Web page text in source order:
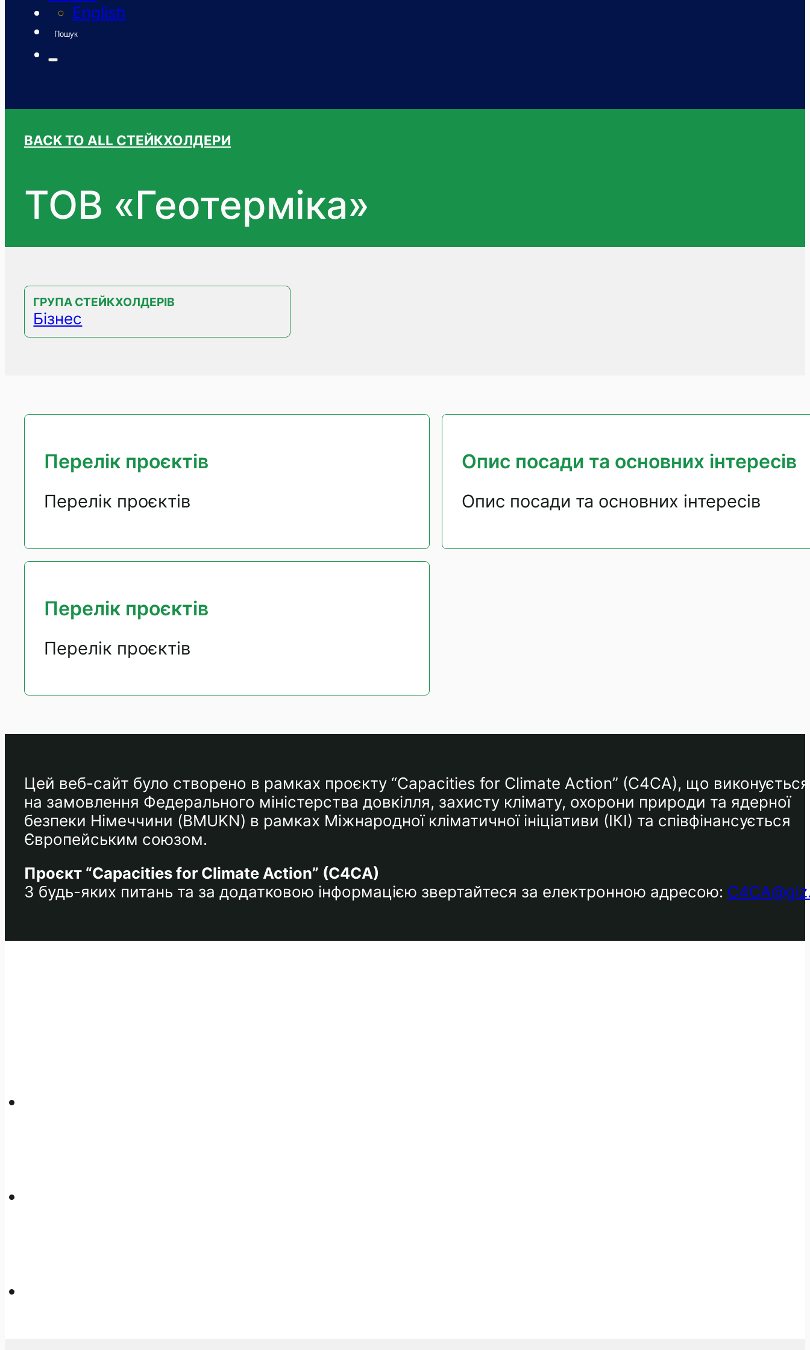
English
Пошук
BACK TO ALL СТЕЙКХОЛДЕРИ
ТОВ «Геотерміка»
ГРУПА СТЕЙКХОЛДЕРІВ
Бізнес
Перелік проєктів
Перелік проєктів
Опис посади та основних інтересів
Опис посади та основних інтересів
Перелік проєктів
Перелік проєктів
Цей веб-сайт було створено в рамках проєкту “Capacities for Climate Action” (C4CA), що
на замовлення Федерального міністерства довкілля, захисту клімату, охорони природи та ядерної
безпеки Німеччини (BMUKN) в рамках Міжнародної кліматичної ініціативи (ІКІ) та співфінансується
Європейським союзом.
Проєкт “Capacities for Climate Action” (C4CA)
З будь-яких питань та за додатковою інформацією звертайтеся за електронною адресою: